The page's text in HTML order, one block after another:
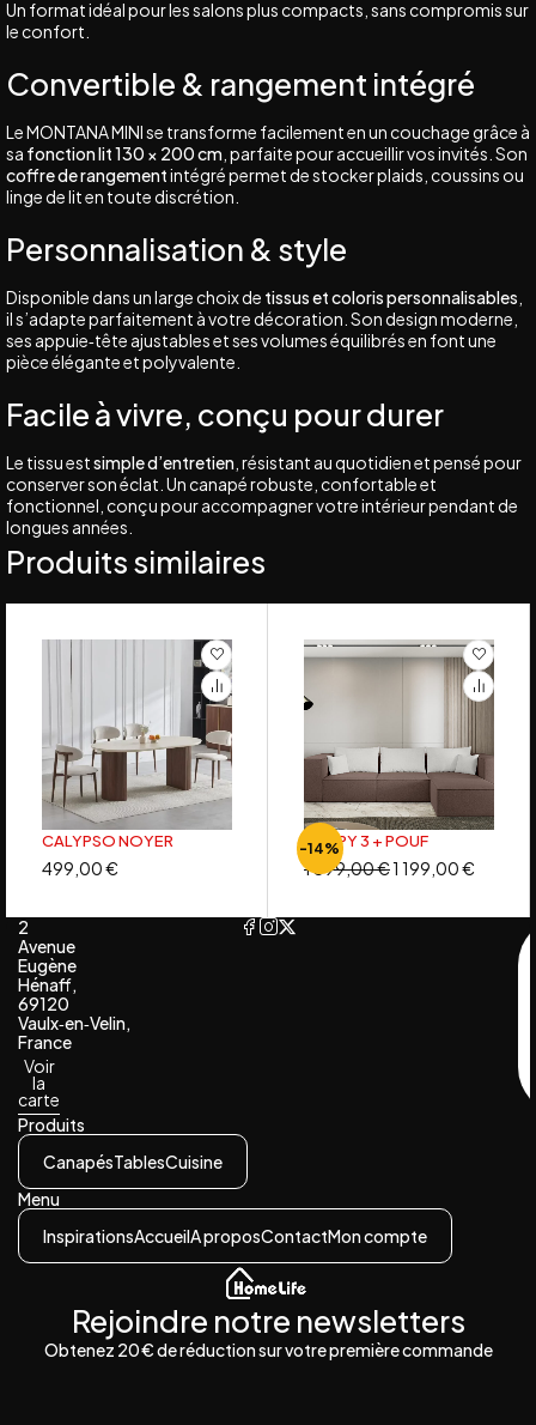
Un format idéal pour les salons plus compacts, sans compromis sur
le confort.
Convertible & rangement intégré
Le MONTANA MINI se transforme facilement en un couchage grâce à
sa fonction lit 130 × 200 cm , parfaite pour accueillir vos invités. Son
coffre de rangementintégré permet de stocker plaids, coussins ou
linge de lit en toute discrétion.
Personnalisation & style
Disponible dans un large choix de tissus et coloris personnalisables
il s’adapte parfaitement à votre décoration. Son design moderne,
ses appuie‑tête ajustables et ses volumes équilibrés en font une
pièce élégante et polyvalente.
Facile à vivre, conçu pour durer
Le tissu estsimple d’entretien , résistant au quotidien et pensé pour
conserver son éclat. Un canapé robuste, confortable et
fonctionnel, conçu pour accompagner votre intérieur pendant de
longues années.
Produits similaires
CALYPSO NOYER
499,00€
-14%
POPPY 3 + POUF
1 399,00€1 199,00€
2
Avenue
Eugène
Hénaff,
69120
Vaulx‑en‑Velin,
France
Voir
la
carte
Produits
CanapésTablesCuisine
Menu
InspirationsAccueilA proposContactMon compte
Rejoindre notre newsletters
Obtenez 20 € de réduction sur votre première commande